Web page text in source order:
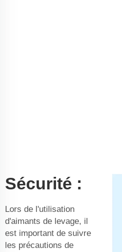
Sécurité :
Lors de l'utilisation
d'aimants de levage, il
est important de suivre
les précautions de